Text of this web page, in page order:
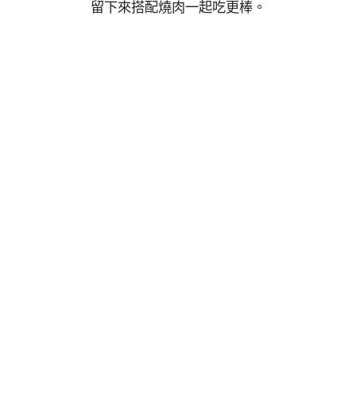
留下來搭配燒肉一起吃更棒。